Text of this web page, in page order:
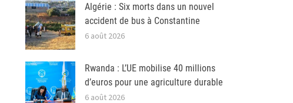
Algérie : Six morts dans un nouvel
accident de bus à Constantine
6 août 2026
Rwanda : L’UE mobilise 40 millions
d’euros pour une agriculture durable
6 août 2026